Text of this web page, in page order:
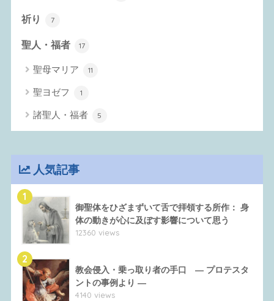
祈り 7
聖人・福者 17
聖母マリア 11
聖ヨゼフ 1
諸聖人・福者 5
人気記事
1
御聖体をひざまずいて舌で拝領する所作： 身
体の動きが心に及ぼす影響について思う
12360 views
2
教会侵入・乗っ取り者の手口 ― プロテスタ
ントの事例より ―
4140 views